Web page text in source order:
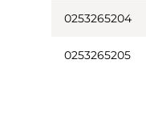
0253265204
0253265205